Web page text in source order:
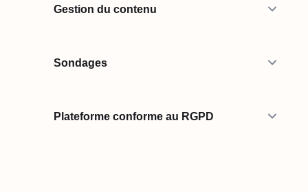
Gestion du contenu
Sondages
Plateforme conforme au RGPD